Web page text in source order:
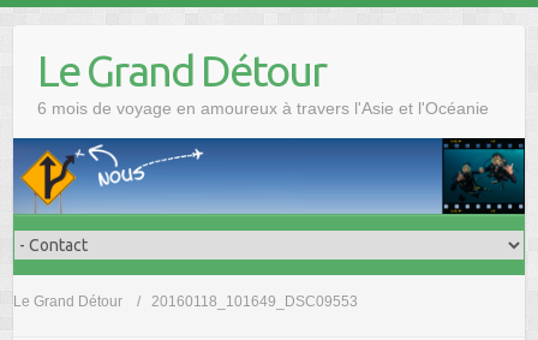
Le Grand Détour
6 mois de voyage en amoureux à travers l'Asie et l'Océanie
Le Grand Détour 20160118_101649_DSC09553